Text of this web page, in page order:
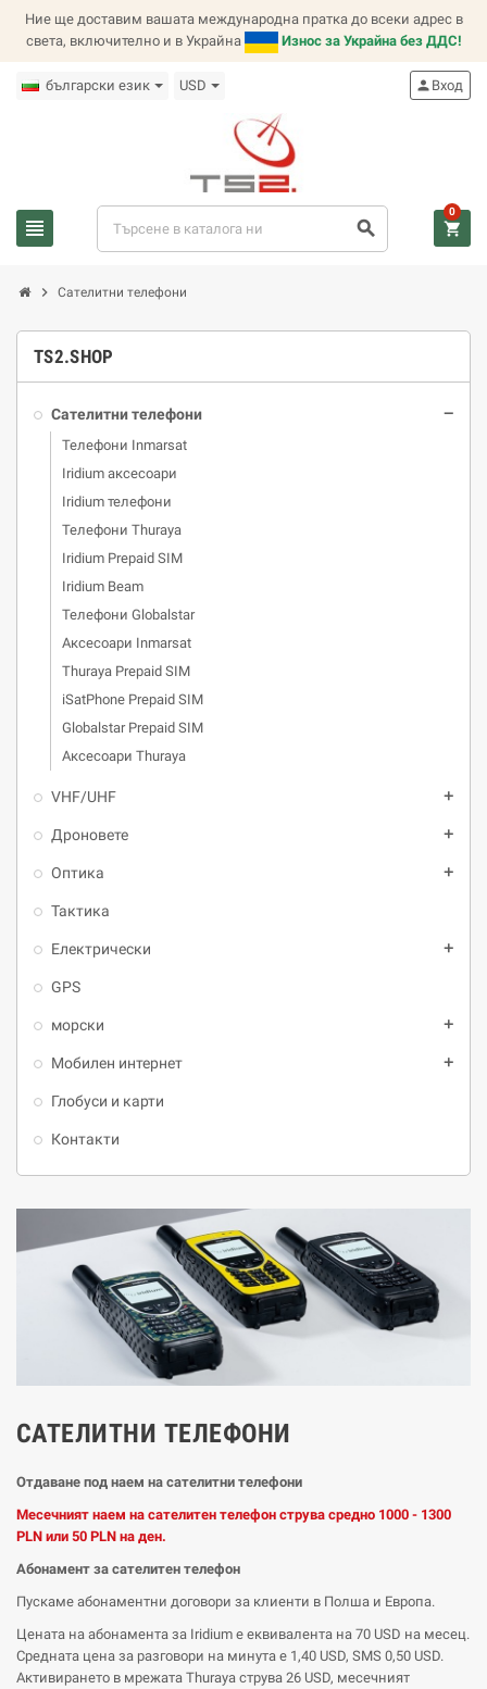
Ние ще доставим вашата международна пратка до всеки адрес в
света, включително и в Украйна
Износ за Украйна без ДДС!
български език USD
view_headline search
person Вход
shopping_cart
0
chevron_right Сателитни телефони
TS2.SHOP
Сателитни телефони remove
Телефони Inmarsat
Iridium аксесоари
Iridium телефони
Телефони Thuraya
Iridium Prepaid SIM
Iridium Beam
Телефони Globalstar
Аксесоари Inmarsat
Thuraya Prepaid SIM
iSatPhone Prepaid SIM
Globalstar Prepaid SIM
Аксесоари Thuraya
VHF/UHF add
Дроновете add
Оптика add
Тактика
Електрически add
GPS
морски add
Мобилен интернет add
Глобуси и карти
Контакти
САТЕЛИТНИ ТЕЛЕФОНИ
Отдаване под наем на сателитни телефони
Месечният наем на сателитен телефон струва средно 1000 - 1300
PLN или 50 PLN на ден.
Абонамент за сателитен телефон
Пускаме абонаментни договори за клиенти в Полша и Европа.
Цената на абонамента за Iridium е еквивалента на 70 USD на месец.
Средната цена за разговори на минута е 1,40 USD, SMS 0,50 USD.
Активирането в мрежата Thuraya струва 26 USD, месечният